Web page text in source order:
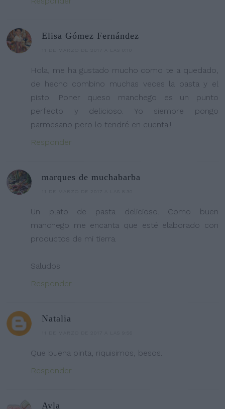
Elisa Gómez Fernández
Hola, me ha gustado mucho como te a quedado,
de hecho combino muchas veces la pasta y el
pisto. Poner queso manchego es un punto
perfecto y delicioso. Yo siempre pongo
parmesano pero lo tendré en cuenta!!
Responder
marques de muchabarba
Un plato de pasta delicioso. Como buen
manchego me encanta que esté elaborado con
productos de mi tierra.
Saludos
Responder
Natalia
Que buena pinta, riquisimos, besos.
Responder
Ayla